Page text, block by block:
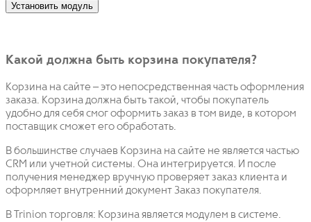
Установить модуль
Какой должна быть корзина покупателя?
Корзина на сайте – это непосредственная часть оформления
заказа. Корзина должна быть такой, чтобы покупатель
удобно для себя смог оформить заказ в том виде, в котором
поставщик сможет его обработать.
В большинстве случаев Корзина на сайте не является частью
CRM или учетной системы. Она интегрируется. И после
получения менеджер вручную проверяет заказ клиента и
оформляет внутренний документ Заказ покупателя.
В Trinion торговля: Корзина является модулем в системе.